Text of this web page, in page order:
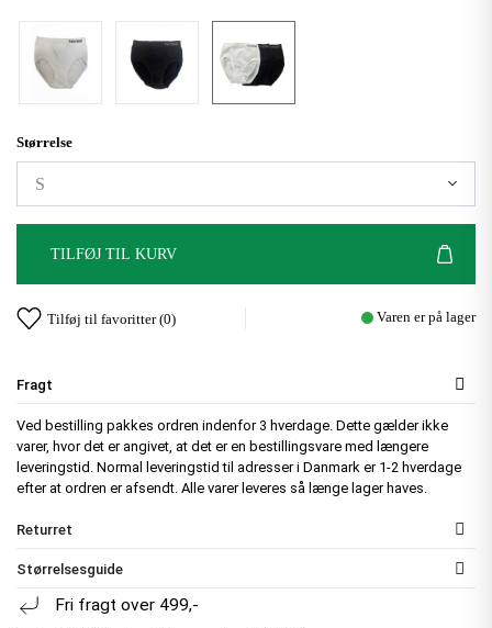
Størrelse
TILFØJ TIL KURV
Tilføj til favoritter (0) Varen er på lager
Fragt
Ved bestilling pakkes ordren indenfor 3 hverdage. Dette gælder ikke
varer, hvor det er angivet, at det er en bestillingsvare med længere
leveringstid. Normal leveringstid til adresser i Danmark er 1-2 hverdage
efter at ordren er afsendt. Alle varer leveres så længe lager haves.
Returret
Størrelsesguide
Fri fragt over 499,-